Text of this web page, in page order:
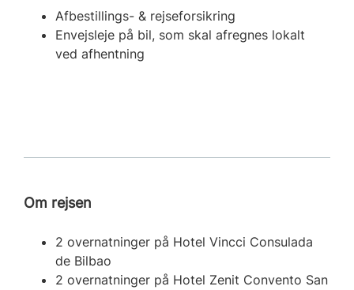
Afbestillings- & rejseforsikring
Envejsleje på bil, som skal afregnes lokalt
ved afhentning
Om rejsen
2 overnatninger på Hotel Vincci Consulada
de Bilbao
2 overnatninger på Hotel Zenit Convento San